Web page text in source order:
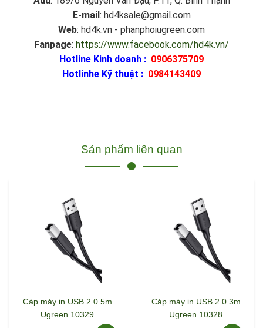
E-mail : hd4ksale@gmail.com
Web: hd4k.vn - phanphoiugreen.com
Fanpage: https://www.facebook.com/hd4k.vn/
Hotline Kinh doanh : 0906375709
Hotlinhe Kỹ thuật : 0984143409
Sản phẩm liên quan
Cáp máy in USB 2.0 5m
Ugreen 10329
Cáp máy in USB 2.0 3m
Ugreen 10328